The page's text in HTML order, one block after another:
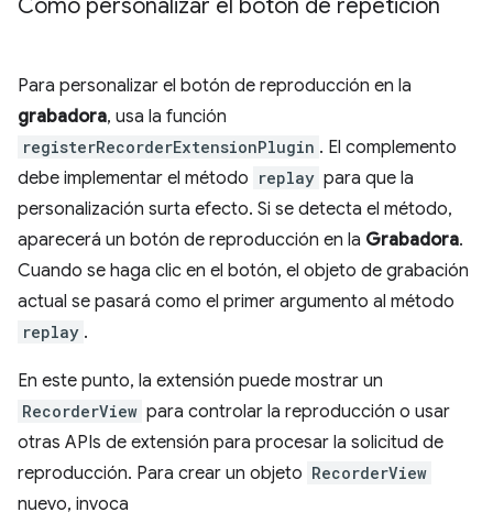
Cómo personalizar el botón de repetición
Para personalizar el botón de reproducción en la
grabadora, usa la función
registerRecorderExtensionPlugin . El complemento
debe implementar el método replay para que la
personalización surta efecto. Si se detecta el método,
aparecerá un botón de reproducción en la Grabadora.
Cuando se haga clic en el botón, el objeto de grabación
actual se pasará como el primer argumento al método
replay .
En este punto, la extensión puede mostrar un
RecorderView para controlar la reproducción o usar
otras APIs de extensión para procesar la solicitud de
reproducción. Para crear un objeto RecorderView
nuevo, invoca